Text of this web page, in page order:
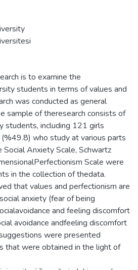
is to examine the
students in terms of values and
was conducted as general
sample of theresearch consists of
students, including 121 girls
who study at various parts
Social Anxiety Scale, Schwartz
Scale were
in the collection of thedata.
that values and perfectionism are
anxiety (fear of being
and feeling discomfort
avoidance andfeeling discomfort
were presented
that were obtained in the light of